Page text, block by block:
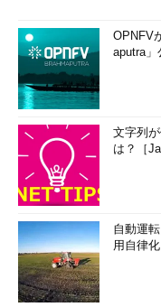
OPNFV
aputra」
文字列
は？［
自動運
用自律